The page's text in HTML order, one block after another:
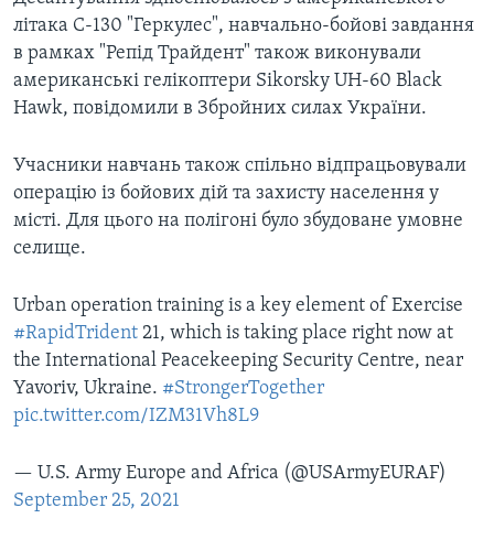
літака С-130 "Геркулес", навчально-бойові завдання
в рамках "Репід Трайдент" також виконували
американські гелікоптери Sikorsky UH-60 Black
Hawk, повідомили в Збройних силах України.
Учасники навчань також спільно відпрацьовували
операцію із бойових дій та захисту населення у
місті. Для цього на полігоні було збудоване умовне
селище.
Urban operation training is a key element of Exercise
#RapidTrident 21, which is taking place right now at
the International Peacekeeping Security Centre, near
Yavoriv, Ukraine. #StrongerTogether
pic.twitter.com/IZM31Vh8L9
— U.S. Army Europe and Africa (@USArmyEURAF)
September 25, 2021